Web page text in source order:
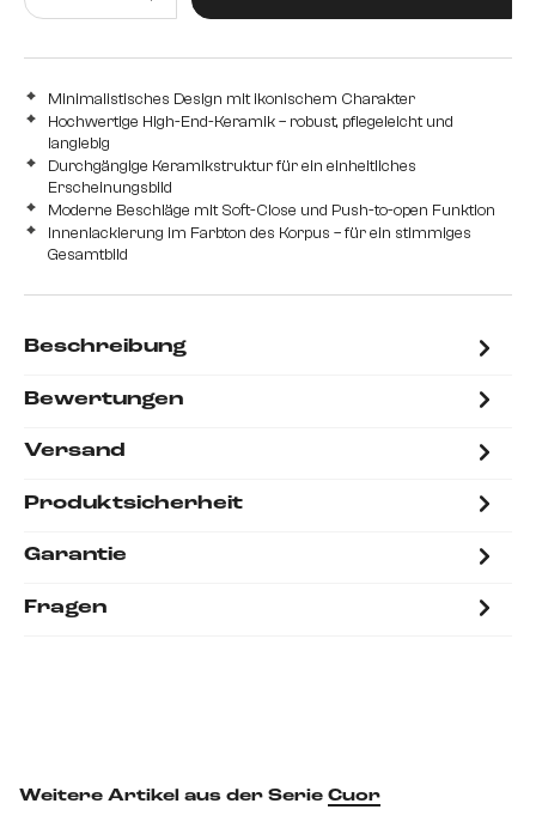
Minimalistisches Design mit ikonischem Charakter
Hochwertige High-End-Keramik – robust, pflegeleicht und
langlebig
Durchgängige Keramikstruktur für ein einheitliches
Erscheinungsbild
Moderne Beschläge mit Soft-Close und Push-to-open Funktion
Innenlackierung im Farbton des Korpus – für ein stimmiges
Gesamtbild
Beschreibung
Bewertungen
Versand
Produktsicherheit
Garantie
Fragen
Weitere Artikel aus der Serie Cuor